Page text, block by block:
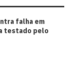
falha em
testado pelo